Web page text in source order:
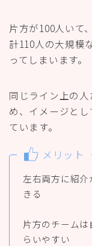
片方が100人いて
計110人の大規模
ってしまいます。
同じライン上の
め、イメージと
ています。
メリット
左右両方に紹
きる
片方のチーム
らいやすい